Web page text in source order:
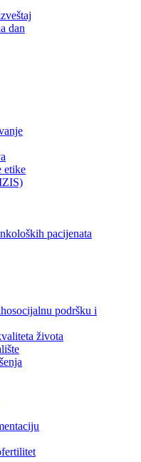
dan
etike
pacijenata
podršku i
života